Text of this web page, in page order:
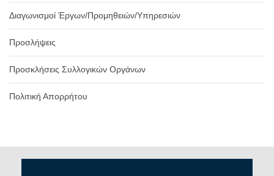
Διαγωνισμοί Έργων/Προμηθειών/Υπηρεσιών
Προσλήψεις
Προσκλήσεις Συλλογικών Οργάνων
Πολιτική Απορρήτου